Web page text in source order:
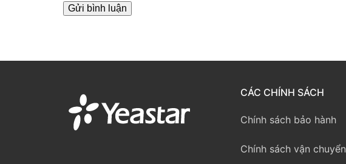
BRI VoIP Gateway
TIN TỨC
CÁC CHÍNH SÁCH
Chính sách bảo hành
Chính sách vận chuyển